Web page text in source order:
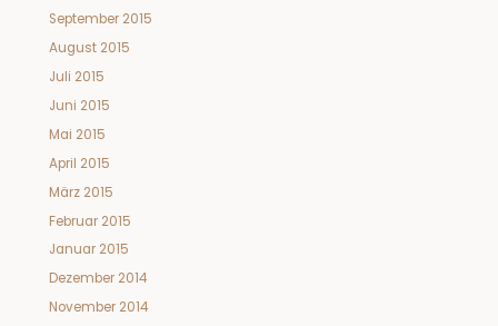
September 2015
August 2015
Juli 2015
Juni 2015
Mai 2015
April 2015
März 2015
Februar 2015
Januar 2015
Dezember 2014
November 2014